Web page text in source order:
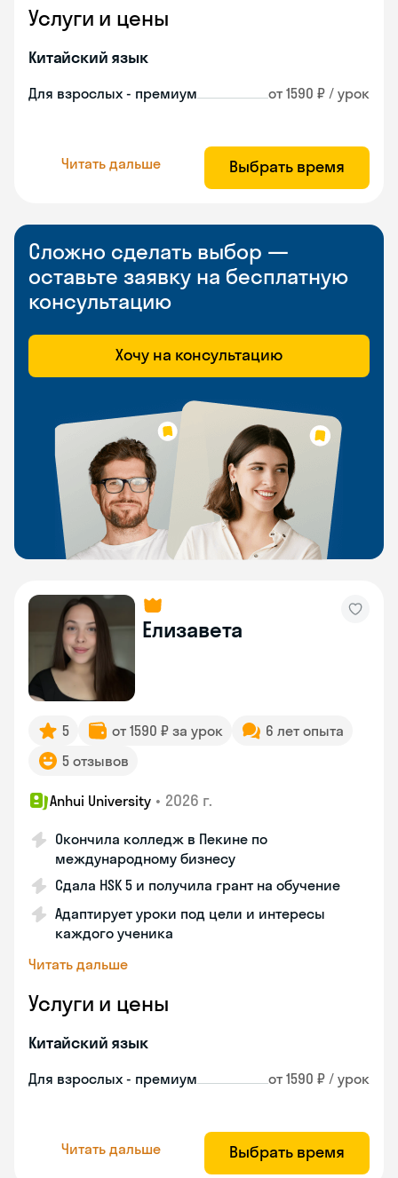
Услуги и цены
Китайский язык
Для взрослых - премиум от 1590 ₽ / урок
Читать дальше Выбрать время
Сложно сделать выбор —
оставьте заявку на бесплатную
консультацию
Хочу на консультацию
Елизавета
5 от 1590 ₽ за урок
6 лет опыта
5 отзывов
Anhui University • 2026 г.
Окончила колледж в Пекине по
международному бизнесу
Сдала HSK 5 и получила грант на обучение
Адаптирует уроки под цели и интересы
каждого ученика
Читать дальше
Услуги и цены
Китайский язык
Для взрослых - премиум от 1590 ₽ / урок
Читать дальше Выбрать время